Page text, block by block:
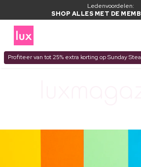
Ledenvoordelen:
SHOP ALLES MET DE
Profiteer van tot 25% extra korting op Sunday